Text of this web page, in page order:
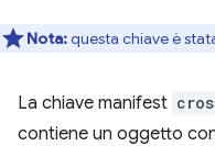
Nota:questa chiave è
La chiave manifest
contiene un oggetto